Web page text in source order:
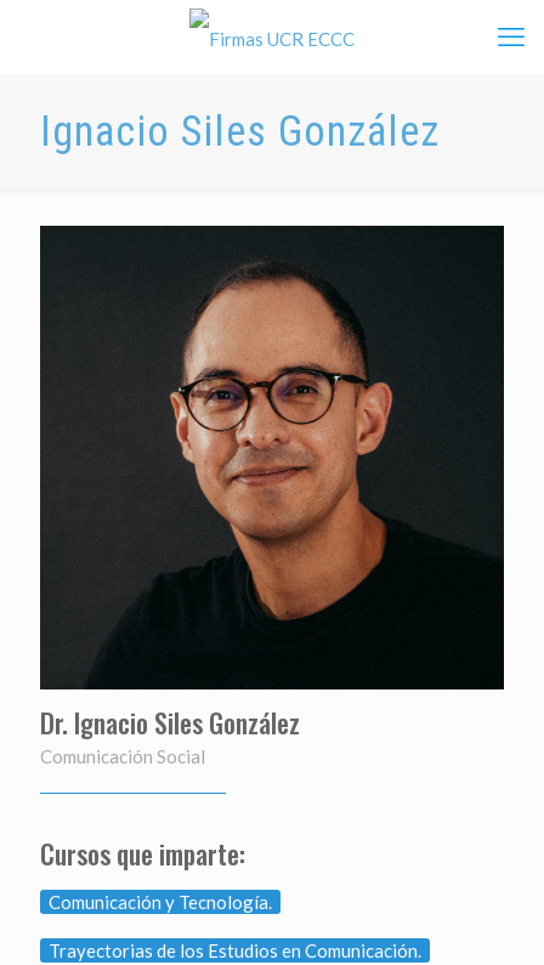
Ignacio Siles González
Dr. Ignacio Siles González
Comunicación Social
Cursos que imparte:
Comunicación y Tecnología.
Trayectorias de los Estudios en Comunicación.